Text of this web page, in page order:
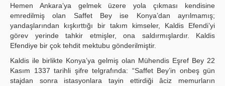
Hemen Ankara’ya gelmek üzere yola çıkması kendisine
emredilmiş olan Saffet Bey ise Konya’dan ayrılmamış;
yandaşlarından kışkırttığı bir takım kimseler, Kaldis Efendi’yi
görev yerinde tahkir etmişler, ona saldırmışlardır. Kaldis
Efendiye bir çok tehdit mektubu gönderilmiştir.
Kaldis ile birlikte Konya’ya gelmiş olan Mühendis Eşref Bey 22
Kasım 1337 tarihli şifre telgrafında: “Saffet Bey’in onbeş gün
stajdan sonra istasyonlara tayin ettirdiği âciz memurların